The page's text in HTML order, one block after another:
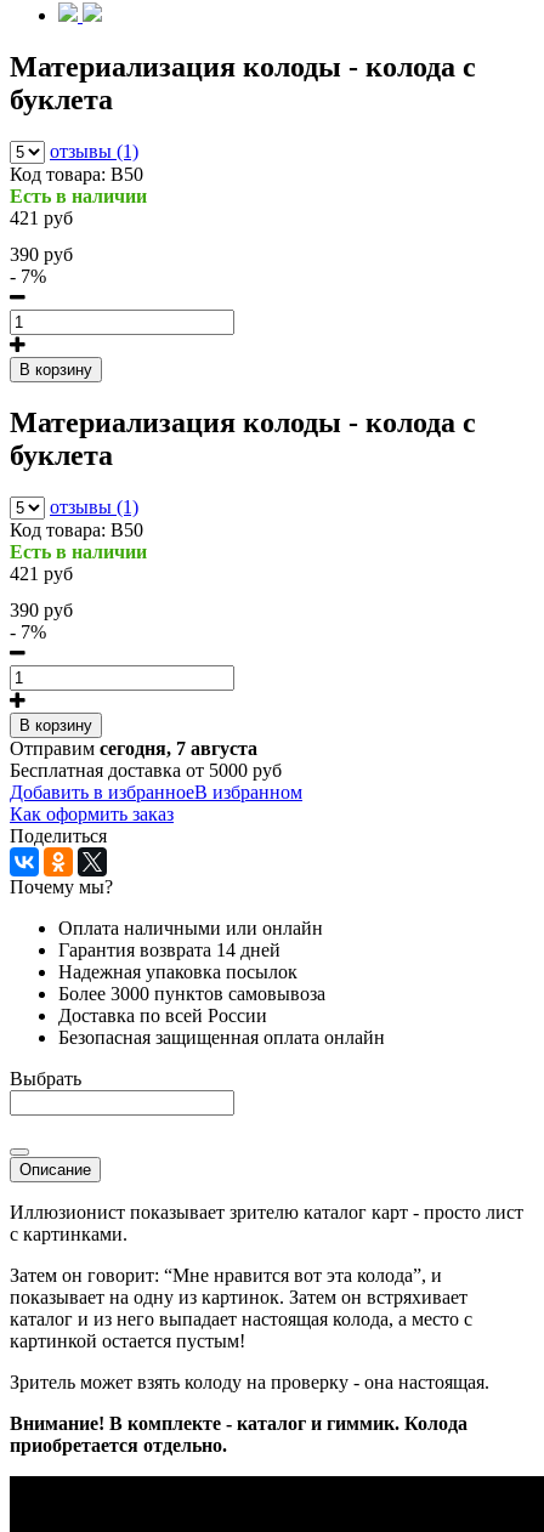
Материализация колоды - колода с
буклета
отзывы (1)
Код товара: В50
Есть в наличии
421 руб
390 руб
- 7%
В корзину
Материализация колоды - колода с
буклета
отзывы (1)
Код товара: В50
Есть в наличии
421 руб
390 руб
- 7%
В корзину
Отправим сегодня, 7 августа
Бесплатная доставка от 5000 руб
Добавить в избранноеВ избранном
Как оформить заказ
Поделиться
Почему мы?
Оплата наличными или онлайн
Гарантия возврата 14 дней
Надежная упаковка посылок
Более 3000 пунктов самовывоза
Доставка по всей России
Безопасная защищенная оплата онлайн
Выбрать
Описание
Иллюзионист показывает зрителю каталог карт - просто лист
с картинками.
Затем он говорит: “Мне нравится вот эта колода”, и
показывает на одну из картинок. Затем он встряхивает
каталог и из него выпадает настоящая колода, а место с
картинкой остается пустым!
Зритель может взять колоду на проверку - она настоящая.
Внимание! В комплекте - каталог и гиммик. Колода
приобретается отдельно.